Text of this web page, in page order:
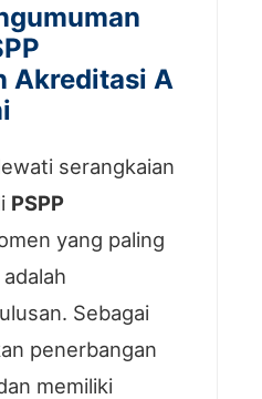
Akreditasi A
serangkaian
PSPP
yang paling
Sebagai
penerbangan
memiliki